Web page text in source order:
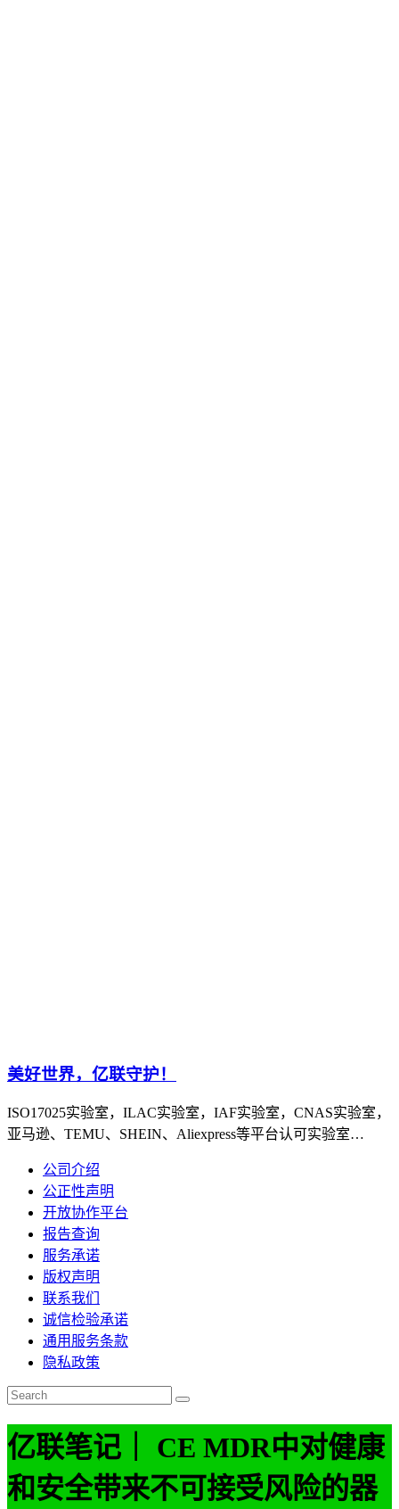
美好世界，亿联守护！
ISO17025实验室，ILAC实验室，IAF实验室，CNAS实验室，
亚马逊、TEMU、SHEIN、Aliexpress等平台认可实验室…
公司介绍
公正性声明
开放协作平台
报告查询
服务承诺
版权声明
联系我们
诚信检验承诺
通用服务条款
隐私政策
亿联笔记｜ CE MDR中对健康
和安全带来不可接受风险的器